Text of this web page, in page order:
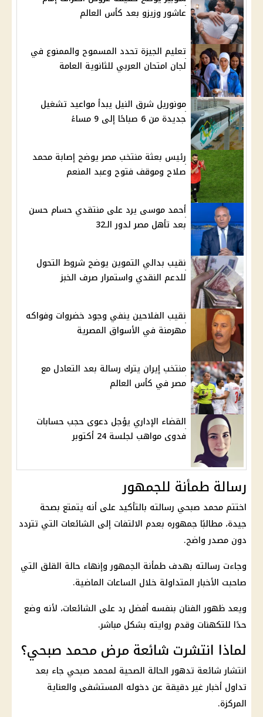
عاشور وزيزو بعد كأس العالم
تعليم الجيزة تحدد المسموح والممنوع في
لجان امتحان العربي للثانوية العامة
مونوريل شرق النيل يبدأ مواعيد تشغيل
جديدة من 6 صباحًا إلى 9 مساءً
رئيس بعثة منتخب مصر يوضح إصابة محمد
صلاح وموقف فتوح وعبد المنعم
أحمد موسى يرد على منتقدي حسام حسن
بعد تأهل مصر لدور الـ32
نقيب بدالي التموين يوضح شروط التحول
للدعم النقدي واستمرار صرف الخبز
نقيب الفلاحين ينفي وجود خضروات وفواكه
مهرمنة في الأسواق المصرية
منتخب إيران يترك رسالة بعد التعادل مع
مصر في كأس العالم
القضاء الإداري يؤجل دعوى حجب حسابات
فدوى مواهب لجلسة 24 أكتوبر
رسالة طمأنة للجمهور
اختتم محمد صبحي رسالته بالتأكيد على أنه يتمتع بصحة
جيدة، مطالبًا جمهوره بعدم الالتفات إلى الشائعات التي تتردد
دون مصدر واضح.
وجاءت رسالته بهدف طمأنة الجمهور وإنهاء حالة القلق التي
صاحبت الأخبار المتداولة خلال الساعات الماضية.
ويعد ظهور الفنان بنفسه أفضل رد على الشائعات، لأنه وضع
حدًا للتكهنات وقدم روايته بشكل مباشر.
لماذا انتشرت شائعة مرض محمد صبحي؟
انتشار شائعة تدهور الحالة الصحية لمحمد صبحي جاء بعد
تداول أخبار غير دقيقة عن دخوله المستشفى والعناية
المركزة.